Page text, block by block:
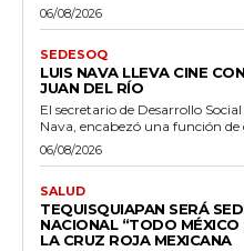
06/08/2026
SEDESOQ
LUIS NAVA LLEVA CINE
JUAN DEL RÍO
El secretario de Desarrollo
Nava, encabezó una función de
06/08/2026
SALUD
TEQUISQUIAPAN SERÁ
NACIONAL “TODO
LA CRUZ ROJA MEXICANA